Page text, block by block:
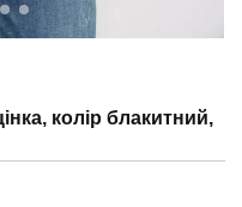
колір блакитний,